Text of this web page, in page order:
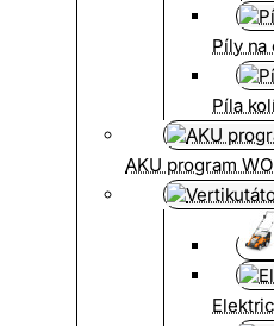
Píly
Píla
AKU program